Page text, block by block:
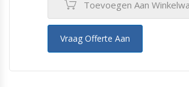
Toevoegen Aan
Vraag Offerte Aan